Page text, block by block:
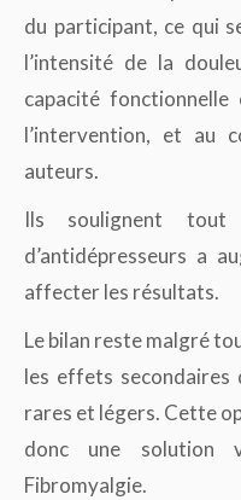
du participant, ce qui
l’intensité de la
capacité
l’intervention, et au
auteurs.
Ils soulignent
d’antidépresseurs a
affecter les résultats.
Le bilan reste malgré
les effets secondaires
rares et légers. Cette
donc une solution
Fibromyalgie.